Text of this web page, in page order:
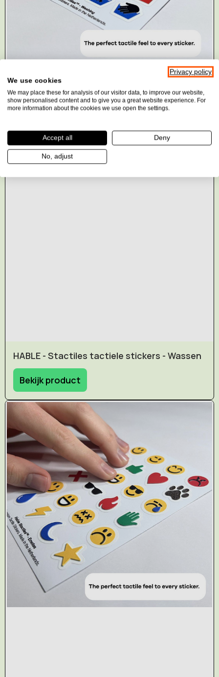
HABLE - Stactiles tactiele stickers - Wassen
Bekijk product
Privacy policy
We use cookies
We may place these for analysis of our visitor data, to improve our website,
show personalised content and to give you a great website experience. For
more information about the cookies we use open the settings.
Accept all Deny
No, adjust